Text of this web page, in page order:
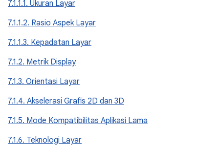
7.1.1.1. Ukuran Layar
7.1.1.2. Rasio Aspek Layar
7.1.1.3. Kepadatan Layar
7.1.2. Metrik Display
7.1.3. Orientasi Layar
7.1.4. Akselerasi Grafis 2D dan 3D
7.1.5. Mode Kompatibilitas Aplikasi Lama
7.1.6. Teknologi Layar